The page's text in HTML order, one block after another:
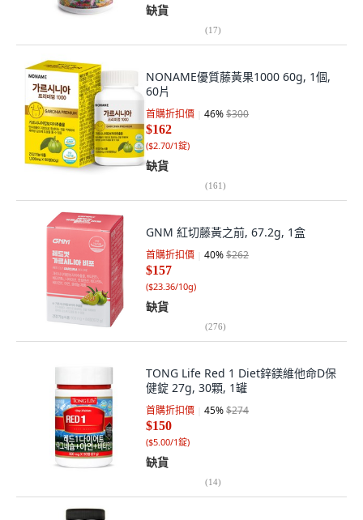
缺貨
(17)
NONAME優質藤黃果1000 60g, 1個,
60片
首購折扣價 46%$300
$162
($2.70/1錠)
缺貨
(161)
GNM 紅切藤黃之前, 67.2g, 1盒
首購折扣價 40%$262
$157
($23.36/10g)
缺貨
(276)
TONG Life Red 1 Diet鋅鎂維他命D保
健錠 27g, 30顆, 1罐
首購折扣價 45%$274
$150
($5.00/1錠)
缺貨
(14)